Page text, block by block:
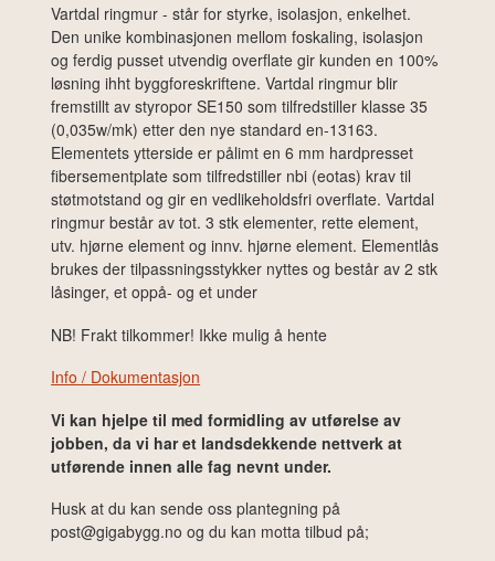
Vartdal ringmur - står for styrke, isolasjon, enkelhet.
Den unike kombinasjonen mellom foskaling, isolasjon
og ferdig pusset utvendig overflate gir kunden en 100%
løsning ihht byggforeskriftene. Vartdal ringmur blir
fremstillt av styropor SE150 som tilfredstiller klasse 35
(0,035w/mk) etter den nye standard en-13163.
Elementets ytterside er pålimt en 6 mm hardpresset
fibersementplate som tilfredstiller nbi (eotas) krav til
støtmotstand og gir en vedlikeholdsfri overflate. Vartdal
ringmur består av tot. 3 stk elementer, rette element,
utv. hjørne element og innv. hjørne element. Elementlås
brukes der tilpassningsstykker nyttes og består av 2 stk
låsinger, et oppå- og et under
NB! Frakt tilkommer! Ikke mulig å hente
Info / Dokumentasjon
Vi kan hjelpe til med formidling av utførelse av
jobben, da vi har et landsdekkende nettverk at
utførende innen alle fag nevnt under.
Husk at du kan sende oss plantegning på
post@gigabygg.no og du kan motta tilbud på;